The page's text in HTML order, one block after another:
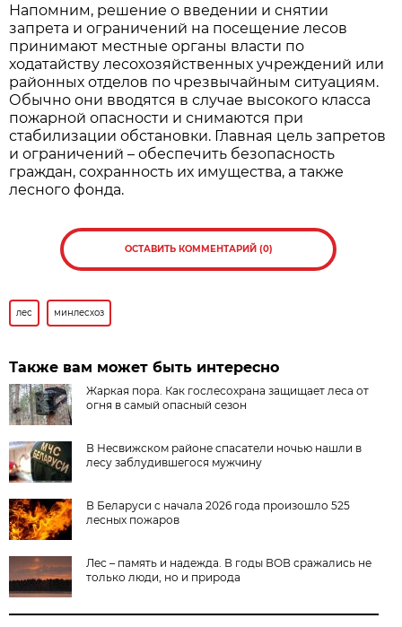
Напомним, решение о введении и снятии
запрета и ограничений на посещение лесов
принимают местные органы власти по
ходатайству лесохозяйственных учреждений или
районных отделов по чрезвычайным ситуациям.
Обычно они вводятся в случае высокого класса
пожарной опасности и снимаются при
стабилизации обстановки. Главная цель запретов
и ограничений – обеспечить безопасность
граждан, сохранность их имущества, а также
лесного фонда.
ОСТАВИТЬ КОММЕНТАРИЙ (0)
лес минлесхоз
Также вам может быть интересно
Жаркая пора. Как гослесохрана защищает леса от
огня в самый опасный сезон
В Несвижском районе спасатели ночью нашли в
лесу заблудившегося мужчину
В Беларуси с начала 2026 года произошло 525
лесных пожаров
Лес – память и надежда. В годы ВОВ сражались не
только люди, но и природа